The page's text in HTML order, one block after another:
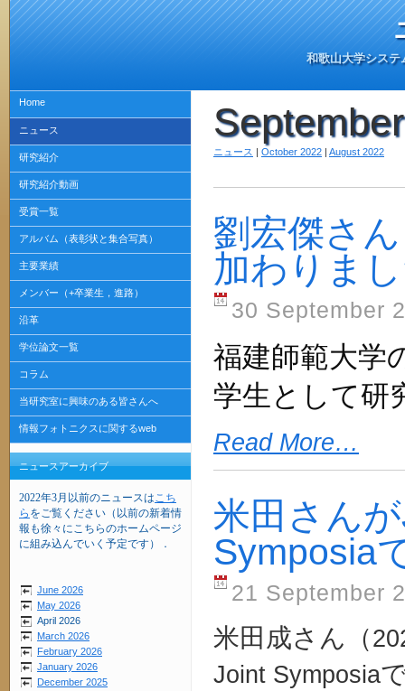
和歌山大学システ
Home
ニュース
研究紹介
研究紹介動画
受賞一覧
アルバム（表彰状と集合写真）
主要業績
メンバー（+卒業生，進路）
沿革
学位論文一覧
コラム
当研究室に興味のある皆さんへ
情報フォトニクスに関するweb
ニュースアーカイブ
2022年3月以前のニュースはこち
ら をご覧ください（以前の新着情
報も徐々にこちらのホームページ
に組み込んでいく予定です）．
June 2026
May 2026
April 2026
March 2026
February 2026
January 2026
December 2025
ニュース | October 2022 | August 2022
劉宏傑さ
加わりま
30 September
福建師範大学
学生として研
Read More…
米田さん
Symposia
21 September
米田成さん（
Joint Symposia